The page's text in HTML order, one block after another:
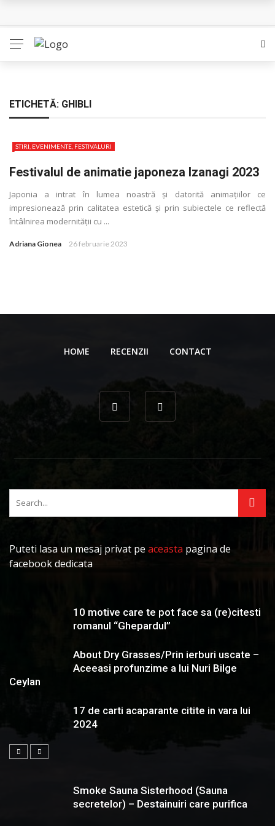
The Man Who Sold Air in the Holy Land – Generatia care
Queer – Un Burroughs sentimental
Luati-ma drept un vis. Povestiri in K. minor – Dor de Kafka
ETICHETĂ: GHIBLI
STIRI, EVENIMENTE, FESTIVALURI
Festivalul de animatie japoneza Izanagi 2023
Japonia a intrat în lumea noastră și datorită animaţiilor ce
impresionează prin calitatea estetică și prin subiectele ce reflectă
întâlnirea modernităţii cu ...
Adriana Gionea 26 februarie 2023
HOME RECENZII CONTACT
Puteti lasa un mesaj privat pe aceasta pagina de
facebook dedicata
10 motive care te pot face sa (re)citesti
romanul “Ghepardul”
About Dry Grasses/Prin ierburi uscate –
Aceeasi profunzime a lui Nuri Bilge
Ceylan
17 de carti acaparante citite in vara lui
2024
Smoke Sauna Sisterhood (Sauna
secretelor) – Destainuiri care purifica